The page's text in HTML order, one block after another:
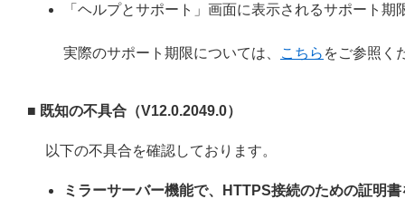
「ヘルプとサポート」画面に表示されるサポート
実際のサポート期限については、 こちら をご参照く
■ 既知の不具合（V12.0.2049.0）
以下の不具合を確認しております。
ミラーサーバー機能で、HTTPS接続のための証明